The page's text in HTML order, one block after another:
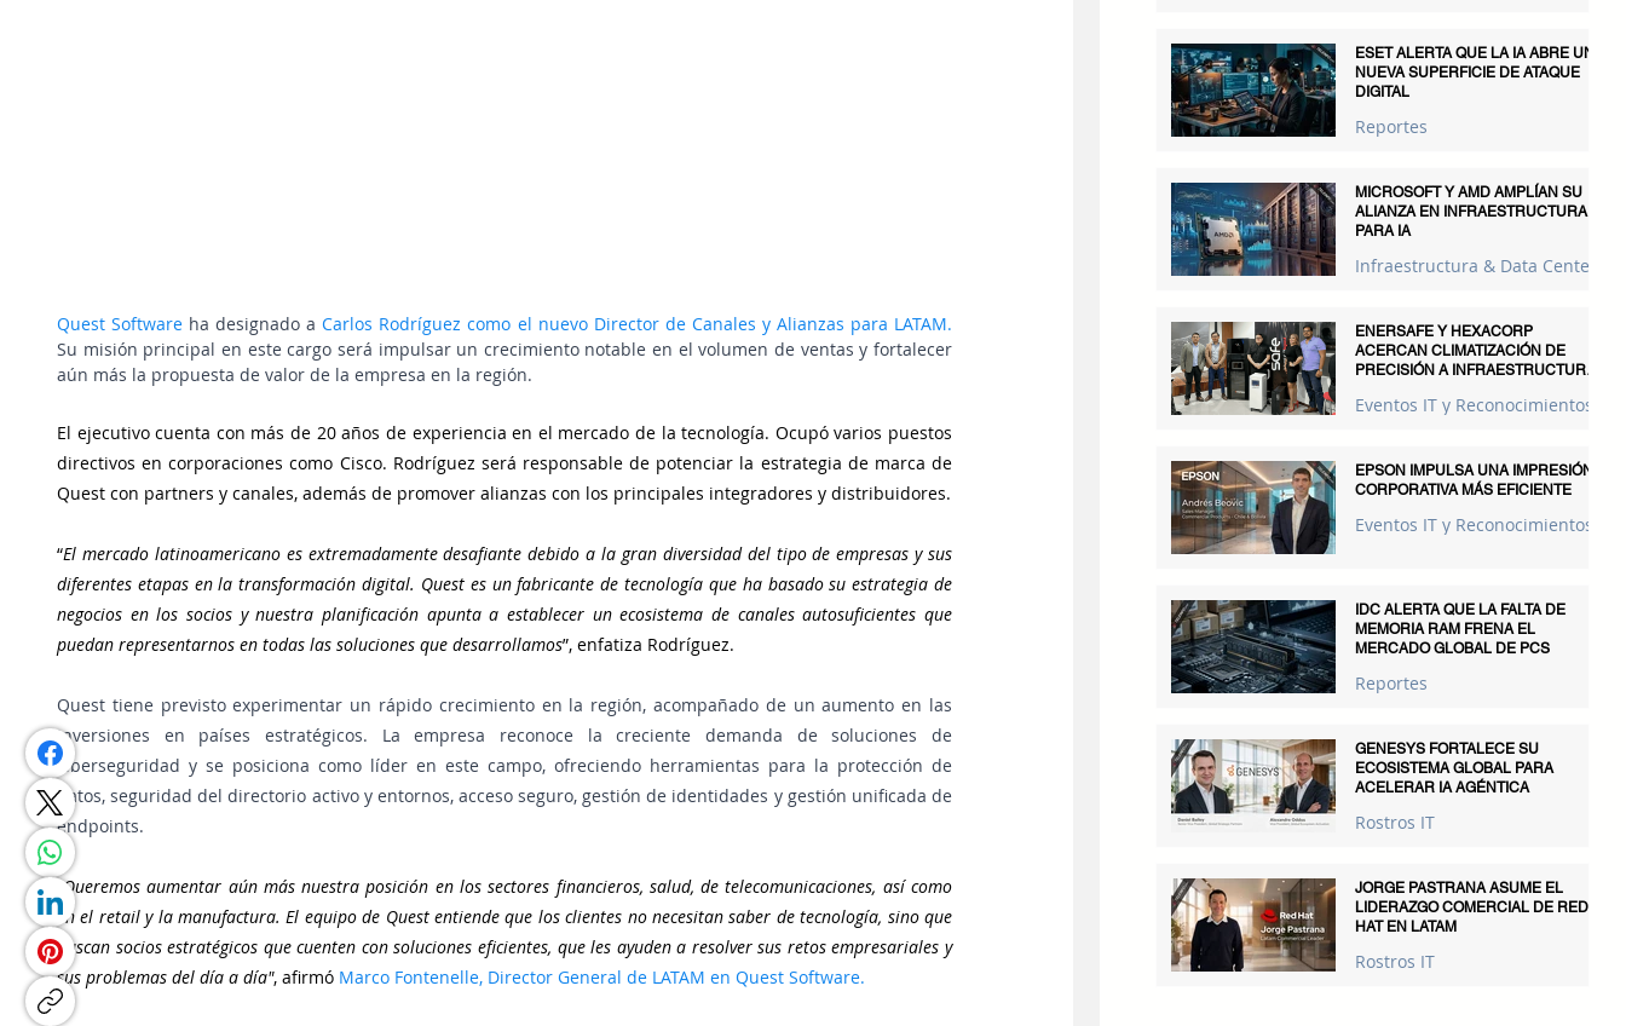
Quest Software ha designado a Carlos Rodríguez como el nuevo Director de Canales y Alianzas para LATAM.
Su misión principal en este cargo será impulsar un crecimiento notable en el volumen de ventas y fortalecer
aún más la propuesta de valor de la empresa en la región.
El ejecutivo cuenta con más de 20 años de experiencia en el mercado de la tecnología. Ocupó varios puestos
directivos en corporaciones como Cisco. Rodríguez será responsable de potenciar la estrategia de marca de
Quest con partners y canales, además de promover alianzas con los principales integradores y distribuidores.
“El mercado latinoamericano es extremadamente desafiante debido a la gran diversidad del tipo de empresas y sus
diferentes etapas en la transformación digital. Quest es un fabricante de tecnología que ha basado su estrategia de
negocios en los socios y nuestra planificación apunta a establecer un ecosistema de canales autosuficientes que
puedan representarnos en todas las soluciones que desarrollamos”, enfatiza Rodríguez.
Quest tiene previsto experimentar un rápido crecimiento en la región, acompañado de un aumento en las
inversiones en países estratégicos. La empresa reconoce la creciente demanda de soluciones de
ciberseguridad y se posiciona como líder en este campo, ofreciendo herramientas para la protección de
datos, seguridad del directorio activo y entornos, acceso seguro, gestión de identidades y gestión unificada de
endpoints.
“Queremos aumentar aún más nuestra posición en los sectores financieros, salud, de telecomunicaciones, así como
en el retail y la manufactura. El equipo de Quest entiende que los clientes no necesitan saber de tecnología, sino que
buscan socios estratégicos que cuenten con soluciones eficientes, que les ayuden a resolver sus retos empresariales y
sus problemas del día a día", afirmó Marco Fontenelle, Director General de LATAM en Quest Software.
ESET ALERTA QUE LA IA ABRE UNA
NUEVA SUPERFICIE DE ATAQUE
DIGITAL
Reportes
MICROSOFT Y AMD AMPLÍAN SU
ALIANZA EN INFRAESTRUCTURA
PARA IA
Infraestructura & Data Centers
ENERSAFE Y HEXACORP
ACERCAN CLIMATIZACIÓN DE
PRECISIÓN A INFRAESTRUCTURAS
Eventos IT y Reconocimientos
EPSON IMPULSA UNA IMPRESIÓN
CORPORATIVA MÁS EFICIENTE
Eventos IT y Reconocimientos
IDC ALERTA QUE LA FALTA DE
MEMORIA RAM FRENA EL
MERCADO GLOBAL DE PCS
Reportes
GENESYS FORTALECE SU
ECOSISTEMA GLOBAL PARA
ACELERAR IA AGÉNTICA
Rostros IT
JORGE PASTRANA ASUME EL
LIDERAZGO COMERCIAL DE RED
HAT EN LATAM
Rostros IT